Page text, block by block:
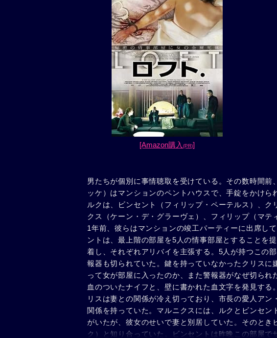
[Amazon購入(PR)]
男たちが個別に事情聴取を受けている。その数時間前
ッケ）はマンションのペントハウスで、手錠をかけら
ルクは、ビンセント（フィリップ・ペーテルス）、
クス（ケーン・デ・グラーヴェ）、フィリップ（マテ
1年前、彼らはマンションの竣工パーティーに出席し
ントは、最上階の部屋を5人の情事部屋とすることを
着し、それぞれアリバイを主張する。5人が持つこの
報器も切られていた。鍵を持っていなかったクリスに
って女が部屋に入ったのか、また警報器がなぜ切ら
血のついたナイフと、壁に書かれた血文字を発見する
リスは妻との関係が冷え切っており、市長の愛人アン
関係を持っていた。マルニクスには、ルクとビンセ
がいたが、彼女のせいで妻と別居していた。そのとき
ク）と知り合っていた。ビンセントは昨晩この部屋で